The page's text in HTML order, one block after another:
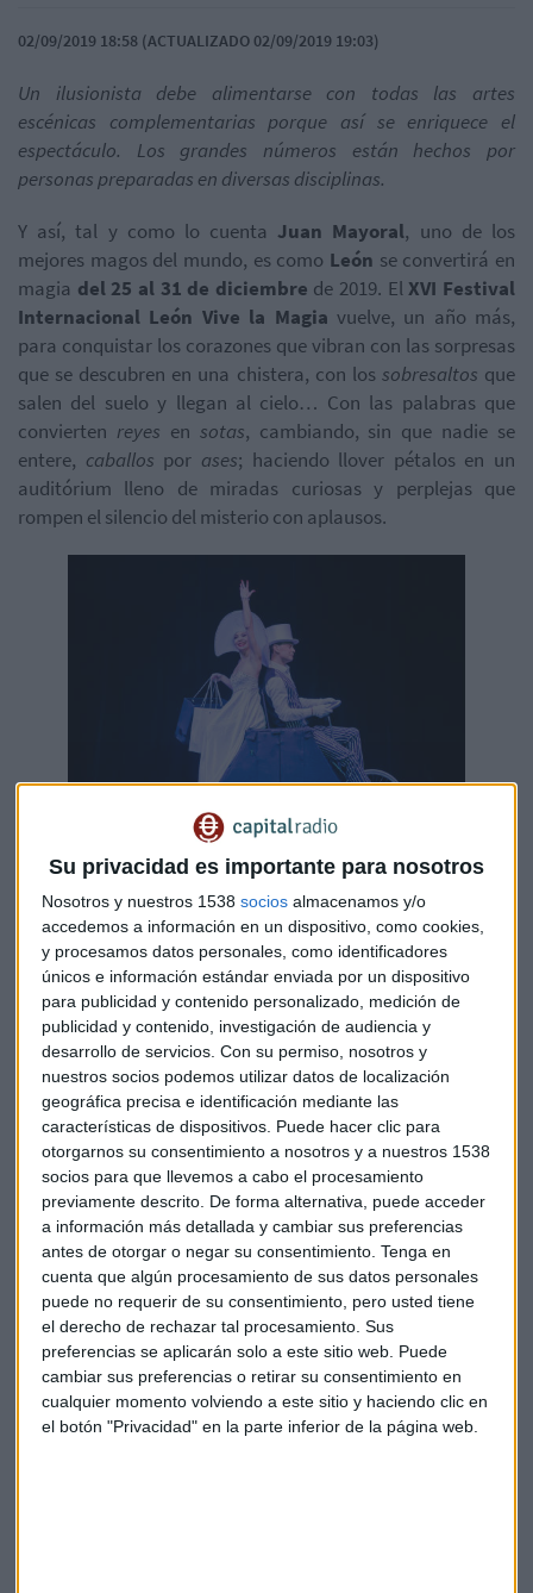
Su privacidad es importante para nosotros
Nosotros y nuestros 1538 socios almacenamos y/o
accedemos a información en un dispositivo, como cookies,
y procesamos datos personales, como identificadores
únicos e información estándar enviada por un dispositivo
para publicidad y contenido personalizado, medición de
publicidad y contenido, investigación de audiencia y
desarrollo de servicios. Con su permiso, nosotros y
nuestros socios podemos utilizar datos de localización
geográfica precisa e identificación mediante las
características de dispositivos. Puede hacer clic para
otorgarnos su consentimiento a nosotros y a nuestros 1538
socios para que llevemos a cabo el procesamiento
previamente descrito. De forma alternativa, puede acceder
a información más detallada y cambiar sus preferencias
antes de otorgar o negar su consentimiento. Tenga en
cuenta que algún procesamiento de sus datos personales
puede no requerir de su consentimiento, pero usted tiene
el derecho de rechazar tal procesamiento. Sus
preferencias se aplicarán solo a este sitio web. Puede
cambiar sus preferencias o retirar su consentimiento en
cualquier momento volviendo a este sitio y haciendo clic en
el botón "Privacidad" en la parte inferior de la página web.
02/09/2019 18:58 (ACTUALIZADO 02/09/2019 19:03)
Un ilusionista debe alimentarse con todas las artes
escénicas complementarias porque así se enriquece el
espectáculo. Los grandes números están hechos por
personas preparadas en diversas disciplinas.
Y así, tal y como lo cuenta Juan Mayoral, uno de los
mejores magos del mundo, es como León se convertirá en
magia del 25 al 31 de diciembre de 2019. ElXVI Festival
Internacional León Vive la Magia vuelve, un año más,
para conquistar los corazones que vibran con las sorpresas
que se descubren en una chistera, con los sobresaltos que
salen del suelo y llegan al cielo… Con las palabras que
convierten reyes en sotas, cambiando, sin que nadie se
entere, caballos por ases; haciendo llover pétalos en un
auditórium lleno de miradas curiosas y perplejas que
rompen el silencio del misterio con aplausos.
Gala Internacional de Magia
Ubicada en el Teatro Auditorio Ciudad de León, es el corazón
de la programación. A su ritmo, late el Festival Internacional
Vive la Magia. La Gala Internacional de Magia,que tendrá
lugar los días 28, 29, 30 y 31 de diciembre en 10 sesiones
distribuidas en mañana, tarde y noche, con un total de 7
números internacionales.
Se trata de un espectáculo de primer nivel mundial que
reúne a los mejores magos del mundo en su especialidad y
género.Juan MayoralyHuang Zhengrealizan una
cuidada selección de los mejores artistas conformando un
showúnico y auténtico que combina la música, el humor, la
iluminación y, por supuesto, el ilusionismo de altura en un
verdadero espectáculo mágico de dos horas.
Sobre León Vive la Magia
El Festival Internacional Vive la Magia de León convierte la
ciudad y provincia en un desfile de sorpresas que se